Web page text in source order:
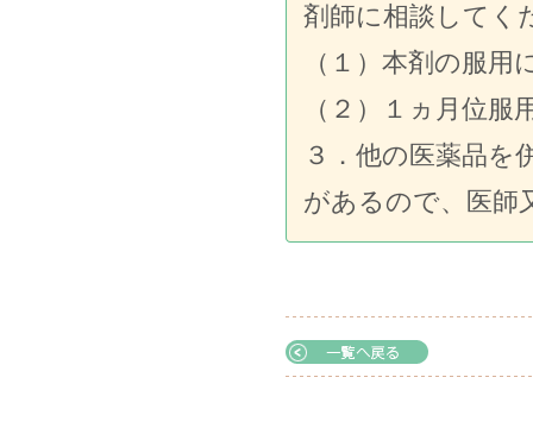
剤師に相談してく
（１）本剤の服
（２）１ヵ月位
３．他の医薬品を
があるので、医師